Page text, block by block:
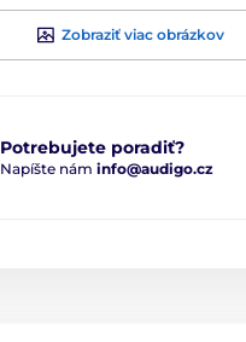
Zobraziť viac obrázkov
Potrebujete poradiť?
Napíšte nám info@audigo.cz